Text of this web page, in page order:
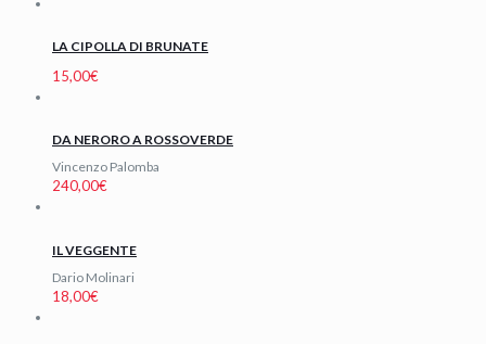
LA CIPOLLA DI BRUNATE
15,00€
DA NERORO A ROSSOVERDE
Vincenzo Palomba
240,00€
IL VEGGENTE
Dario Molinari
18,00€